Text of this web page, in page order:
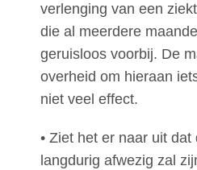
verlenging van een
die al meerdere
geruisloos voorbij. De
overheid om hieraan
niet veel effect.
• Ziet het er naar uit dat
langdurig afwezig zal